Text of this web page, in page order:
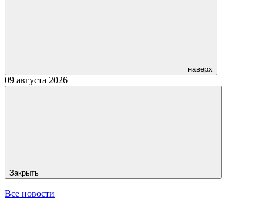
наверх
09 августа 2026
Закрыть
Все новости